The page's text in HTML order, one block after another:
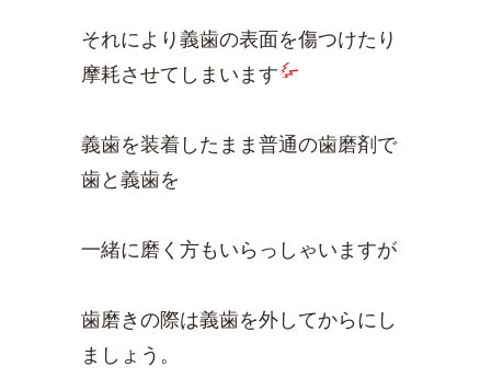
それにより義歯の表面を傷つけたり
摩耗させてしまいます
義歯を装着したまま普通の歯磨剤で
歯と義歯を
一緒に磨く方もいらっしゃいますが
歯磨きの際は義歯を外してからにし
ましょう。